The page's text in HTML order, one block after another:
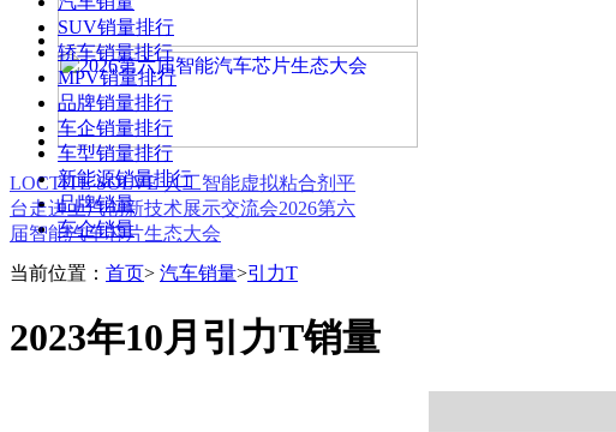
LOCTITE SOLVE 人工智能虚拟粘合剂平
台走进上汽创新技术展示交流会2026第六
届智能汽车芯片生态大会
SUV销量排行
轿车销量排行
MPV销量排行
品牌销量排行
车企销量排行
车型销量排行
新能源销量排行
品牌销量
车企销量
当前位置： 首页> 汽车销量>引力T
2023年10月引力T销量